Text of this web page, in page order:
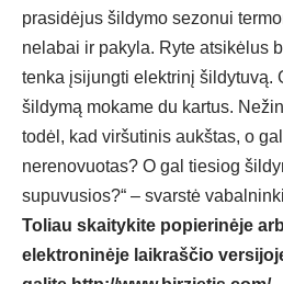
prasidėjus šildymo sezonui
nelabai ir pakyla. Ryte atsikėlus
tenka įsijungti elektrinį šildytuvą.
šildymą mokame du kartus.
todėl, kad viršutinis aukštas, o
nerenovuotas? O gal tiesiog
supuvusios?“ – svarstė
Toliau skaitykite popierinėje
elektroninėje laikraščio